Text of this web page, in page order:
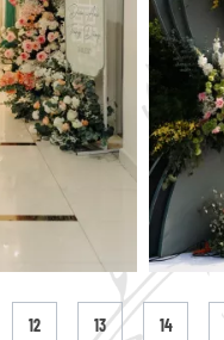
12 13 14